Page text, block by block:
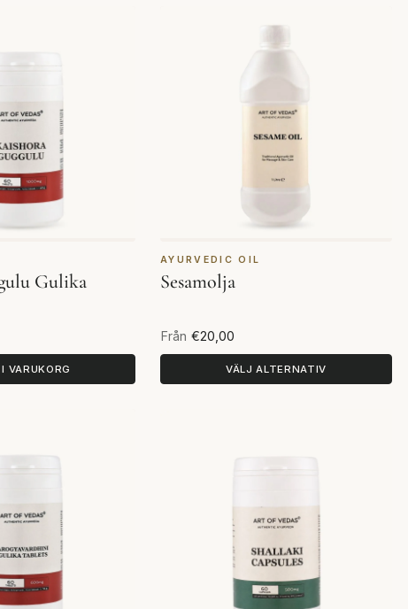
Gulika
VARUKORG
AYURVEDIC OIL
Sesamolja
Från €20,00
VÄLJ ALTERNATIV